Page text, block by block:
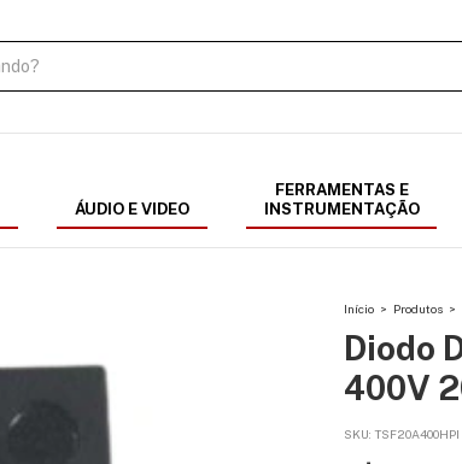
ÁUDIO E VIDEO
FERRAMENTAS E
INSTRUMENTAÇÃO
Início > Produtos >
Diodo
400V
SKU: TSF20A400HPI